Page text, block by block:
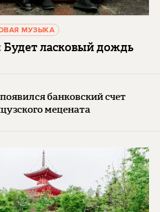
МУЗЫКА
Будет ласковый дождь
банковский счет
мецената